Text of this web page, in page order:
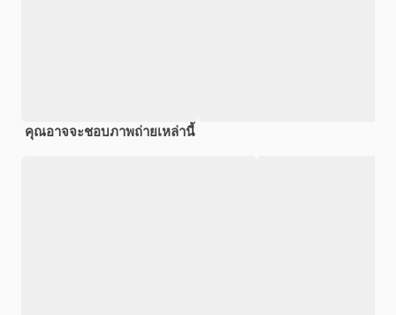
คุณอาจจะชอบภาพถ่ายเหล่านี้